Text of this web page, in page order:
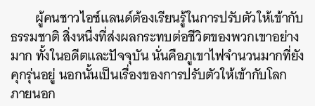
ผู้คนชาวไอซ์แลนด์ต้องเรียนรู้ในการปรับตัวให้เข้ากับ
ธรรมชาติ สิ่งหนึ่งที่ส่งผลกระทบต่อชีวิตของพวกเขาอย่าง
มาก ทั้งในอดีตและปัจจุบัน นั่นคือภูเขาไฟจำนวนมากที่ยัง
คุกรุ่นอยู่ นอกนั้นเป็นเรื่องของการปรับตัวให้เข้ากับโลก
ภายนอก